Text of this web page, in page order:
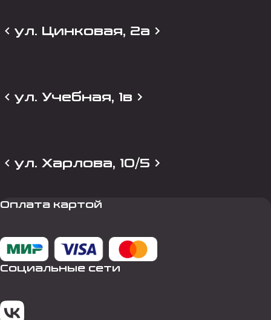
ул. Цинковая, 2а
ул. Учебная, 1в
ул. Харлова, 10/5
Оплата картой
Социальные сети